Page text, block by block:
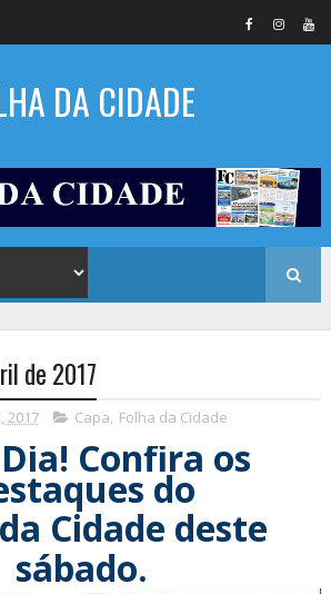
DA CIDADE
de 2017
2017 Capa, Folha da Cidade
Confira os
do
Cidade deste
sábado.